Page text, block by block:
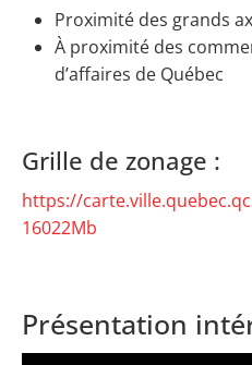
Proximité des grands
À proximité des
d’affaires de Québec
Grille de zonage :
https://
16022Mb
Présentation